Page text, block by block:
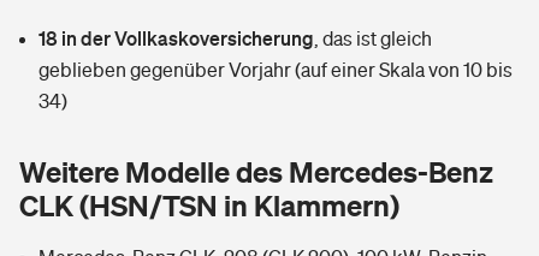
Tools
Wer versichert was: Jetzt Versicherer finden
Handyversicherung
Musikinstrumentenversicherung
Sie haben Fragen?
18 in der Vollkaskoversicherung das ist gleich
geblieben gegenüber Vorjahr (auf einer Skala von 10 bis
34)
Weitere Modelle des Mercedes-Benz
CLK (HSN/TSN in Klammern)